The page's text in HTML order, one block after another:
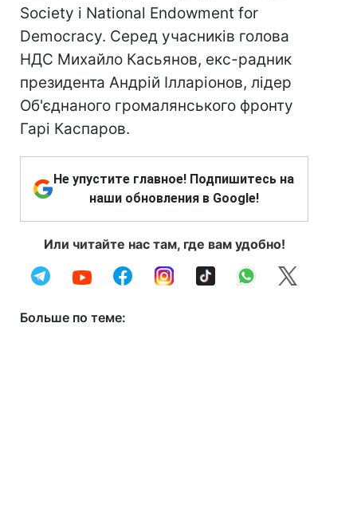
Society і National Endowment for
Democracy. Серед учасників голова
НДС Михайло Касьянов, екс-радник
президента Андрій Ілларіонов, лідер
Об'єднаного громалянського фронту
Гарі Каспаров.
Не упустите главное! Подпишитесь на
наши обновления в Google!
Или читайте нас там, где вам удобно!
Больше по теме: